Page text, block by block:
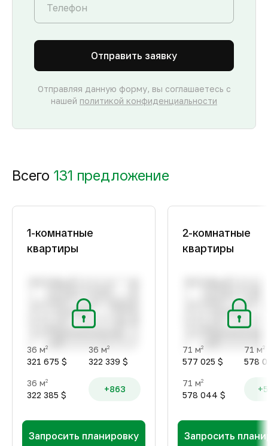
Отправить заявку
Отправляя данную форму, вы соглашаетесь с
нашей политикой конфиденциальности
Всего 131 предложение
1-комнатные
квартиры
36 м2
321 675 $
36 м2
322 339 $
36 м2
322 385 $
+863
Запросить планировку
2-комнатные
квартиры
71 м2
577 025 $
71 м2
578
71 м2
578 044 $
Запросить